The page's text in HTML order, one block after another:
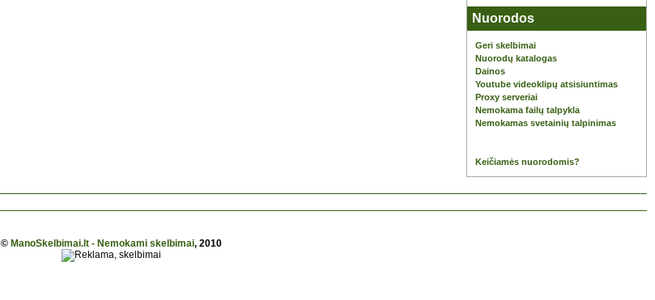
Nuorodos
Geri skelbimai
Nuorodų katalogas
Dainos
Youtube videoklipų atsisiuntimas
Proxy serveriai
Nemokama failų talpykla
Nemokamas svetainių talpinimas
Keičiamės nuorodomis?
© ManoSkelbimai.lt - Nemokami skelbimai, 2010